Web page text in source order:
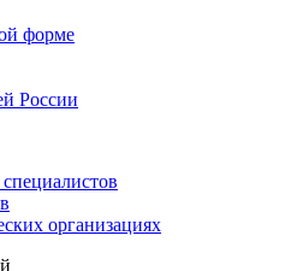
форме
России
организациях